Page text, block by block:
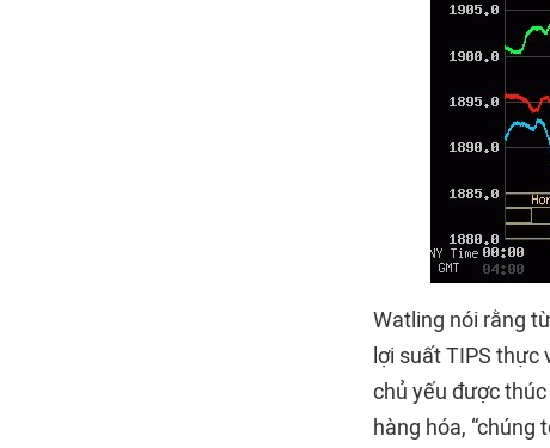
Watling nói rằng
lợi suất TIPS thực
chủ yếu được
hàng hóa,